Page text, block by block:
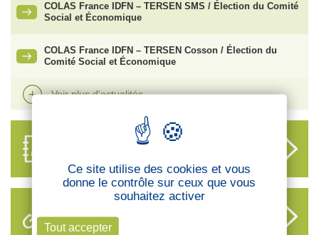
COLAS France IDFN – TERSEN SMS / Élection du Comité
Social et Économique
COLAS France IDFN – TERSEN Cosson / Élection du
Comité Social et Économique
Voir plus d'actualités
LIENS UTILES
Ce site utilise des cookies et vous
donne le contrôle sur ceux que vous
souhaitez activer
Tout accepter